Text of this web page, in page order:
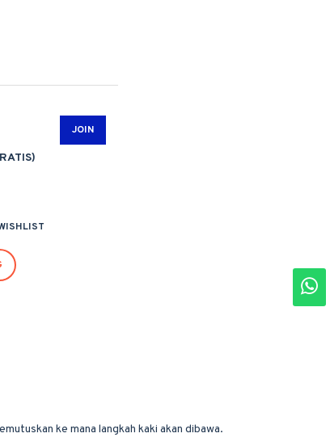
JOIN
ke mana langkah kaki akan dibawa.